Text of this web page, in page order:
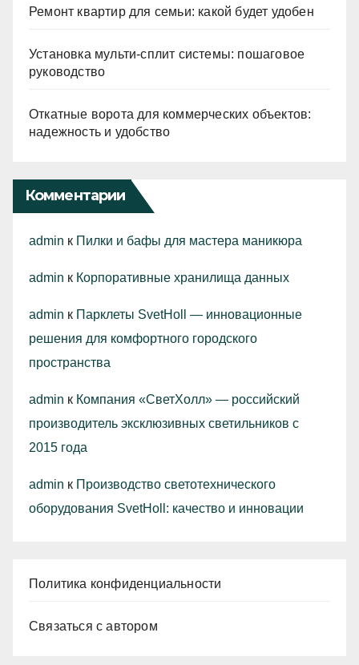
Ремонт квартир для семьи: какой будет удобен
Установка мульти-сплит системы: пошаговое
руководство
Откатные ворота для коммерческих объектов:
надежность и удобство
Комментарии
admin к Пилки и бафы для мастера маникюра
admin к Корпоративные хранилища данных
admin к Парклеты SvetHoll — инновационные
решения для комфортного городского
пространства
admin к Компания «СветХолл» — российский
производитель эксклюзивных светильников с
2015 года
admin к Производство светотехнического
оборудования SvetHoll: качество и инновации
Политика конфиденциальности
Связаться с автором